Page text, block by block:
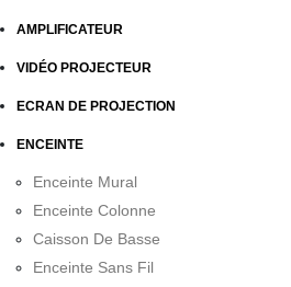
AMPLIFICATEUR
VIDÉO PROJECTEUR
ECRAN DE PROJECTION
ENCEINTE
Enceinte Mural
Enceinte Colonne
Caisson De Basse
Enceinte Sans Fil